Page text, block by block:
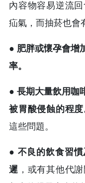
內容物容易逆流
疝氣，而抽菸也會
● 肥胖或懷孕會增
率。
● 長期大量飲用咖
被胃酸侵蝕的程度
這些問題。
● 不良的飲食習
遲 ，或有其他代